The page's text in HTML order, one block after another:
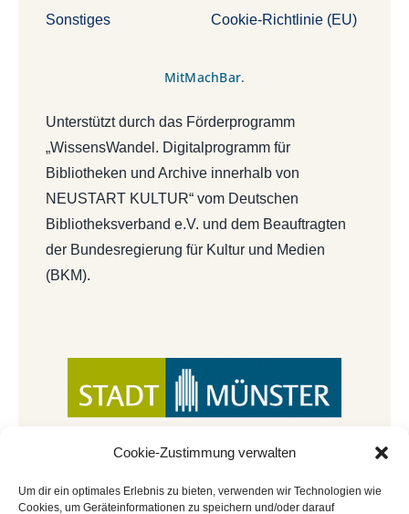
Cookie-Zustimmung verwalten
Um dir ein optimales Erlebnis zu bieten, verwenden wir Technologien wie
Cookies, um Geräteinformationen zu speichern und/oder darauf
Sonstiges Cookie-Richtlinie (EU)
MitMachBar.
Unterstützt durch das Förderprogramm
„WissensWandel. Digitalprogramm für
Bibliotheken und Archive innerhalb von
NEUSTART KULTUR“ vom Deutschen
Bibliotheksverband e.V. und dem Beauftragten
der Bundesregierung für Kultur und Medien
(BKM).